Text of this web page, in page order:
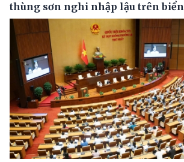
thùng sơn nghi nhập lậu trên biển